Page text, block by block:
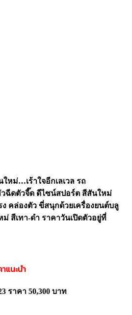
ใหม่…เร้าใจอีกเลเวล รถ
ฉีดตัวจี๊ด ดีไซน์สปอร์ต สีสันใหม่
ง คล่องตัว ขี่สนุกด้วยเครื่องยนต์บลู
สีเทา-ดำ ราคาวันเปิดตัวอยู่ที่
แนะนำ
ราคา 50,300 บาท